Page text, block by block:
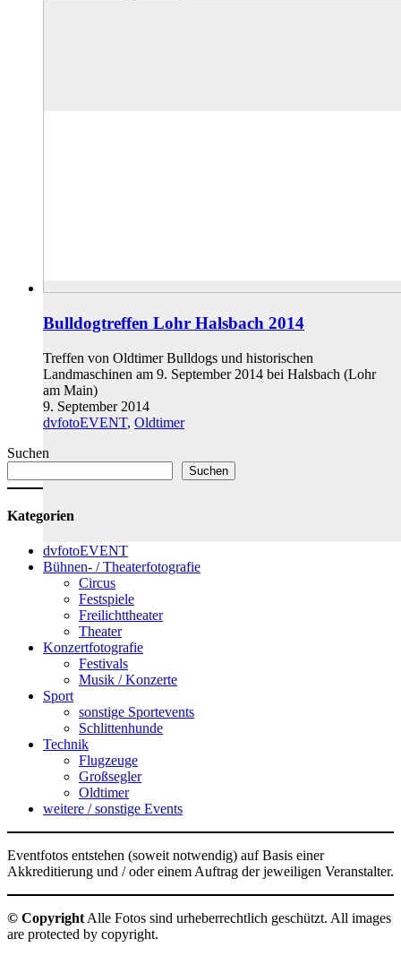
Bulldogtreffen Lohr Halsbach 2014
Treffen von Oldtimer Bulldogs und historischen
Landmaschinen am 9. September 2014 bei Halsbach (Lohr
am Main)
9. September 2014
dvfotoEVENT, Oldtimer
Suchen
Suchen
Kategorien
dvfotoEVENT
Bühnen- / Theaterfotografie
Circus
Festspiele
Freilichttheater
Theater
Konzertfotografie
Festivals
Musik / Konzerte
Sport
sonstige Sportevents
Schlittenhunde
Technik
Flugzeuge
Großsegler
Oldtimer
weitere / sonstige Events
Eventfotos entstehen (soweit notwendig) auf Basis einer
Akkreditierung und / oder einem Auftrag der jeweiligen Veranstalter.
© CopyrightAlle Fotos sind urheberrechtlich geschützt. All images
are protected by copyright.